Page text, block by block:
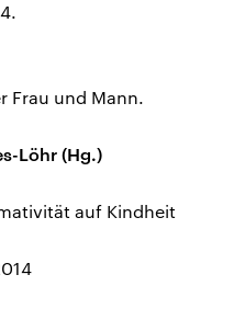
Frau und Mann.
Löhr (Hg.)
auf Kindheit